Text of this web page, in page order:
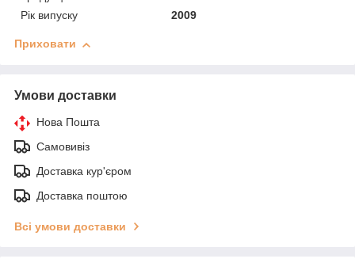
Рік випуску 2009
Приховати
Умови доставки
Нова Пошта
Самовивіз
Доставка кур'єром
Доставка поштою
Всі умови доставки